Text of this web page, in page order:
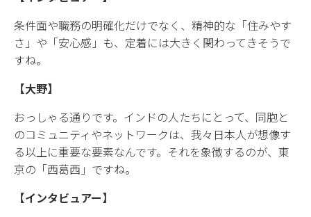
条件面や職務の明確化だけでなく、精神的な「住みやす
さ」や「安心感」も、定着には大きく関わってきそうで
すね。
【大野】
おっしゃる通りです。インドの人たちにとって、同胞と
のコミュニティやネットワークは、我々日本人が想像す
る以上に重要な要素なんです。それを象徴するのが、東
京の「西葛西」ですね。
【インタビュアー】